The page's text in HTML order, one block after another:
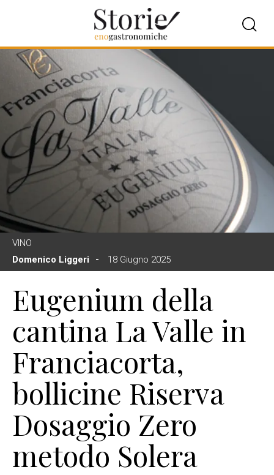
VINO
Domenico Liggeri
18 Giugno 2025
Eugenium della
cantina La Valle in
Franciacorta,
bollicine Riserva
Dosaggio Zero
metodo Solera